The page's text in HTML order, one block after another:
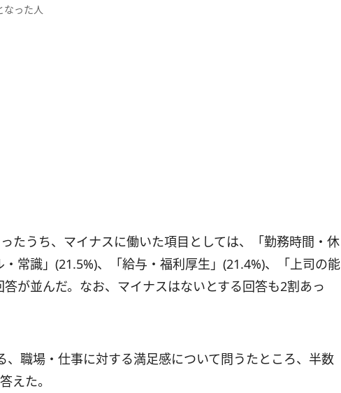
なった人
たうち、マイナスに働いた項目としては、「勤務時間・休
常識」(21.5%)、「給与・福利厚生」(21.4%)、「上司の能
が並んだ。なお、マイナスはないとする回答も2割あっ
、職場・仕事に対する満足感について問うたところ、半数
えた。